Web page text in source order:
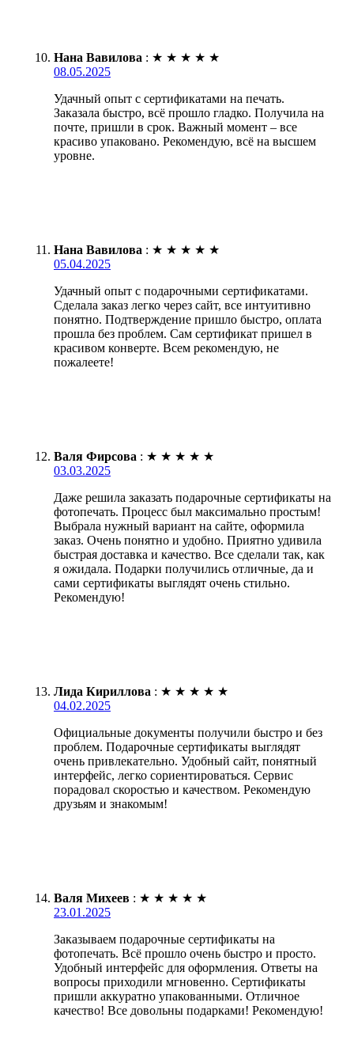
Нана Вавилова : ★ ★ ★ ★ ★
08.05.2025
Удачный опыт с сертификатами на печать.
Заказала быстро, всё прошло гладко. Получила на
почте, пришли в срок. Важный момент – все
красиво упаковано. Рекомендую, всё на высшем
уровне.
Нана Вавилова : ★ ★ ★ ★ ★
05.04.2025
Удачный опыт с подарочными сертификатами.
Сделала заказ легко через сайт, все интуитивно
понятно. Подтверждение пришло быстро, оплата
прошла без проблем. Сам сертификат пришел в
красивом конверте. Всем рекомендую, не
пожалеете!
Валя Фирсова : ★ ★ ★ ★ ★
03.03.2025
Даже решила заказать подарочные сертификаты на
фотопечать. Процесс был максимально простым!
Выбрала нужный вариант на сайте, оформила
заказ. Очень понятно и удобно. Приятно удивила
быстрая доставка и качество. Все сделали так, как
я ожидала. Подарки получились отличные, да и
сами сертификаты выглядят очень стильно.
Рекомендую!
Лида Кириллова : ★ ★ ★ ★ ★
04.02.2025
Официальные документы получили быстро и без
проблем. Подарочные сертификаты выглядят
очень привлекательно. Удобный сайт, понятный
интерфейс, легко сориентироваться. Сервис
порадовал скоростью и качеством. Рекомендую
друзьям и знакомым!
Валя Михеев : ★ ★ ★ ★ ★
23.01.2025
Заказываем подарочные сертификаты на
фотопечать. Всё прошло очень быстро и просто.
Удобный интерфейс для оформления. Ответы на
вопросы приходили мгновенно. Сертификаты
пришли аккуратно упакованными. Отличное
качество! Все довольны подарками! Рекомендую!